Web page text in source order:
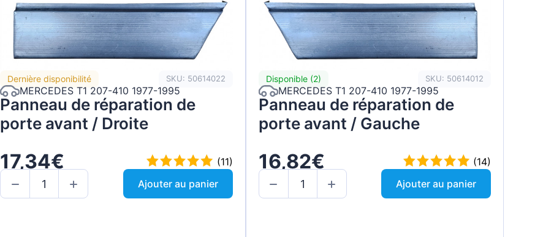
Dernière disponibilité SKU: 50614022
MERCEDES T1 207-410 1977-1995
Panneau de réparation de
porte avant / Droite
17,34€
(11)
Ajouter au panier
Disponible (2) SKU: 50614012
MERCEDES T1 207-410 1977-1995
Panneau de réparation de
porte avant / Gauche
16,82€
(14)
Ajouter au panier